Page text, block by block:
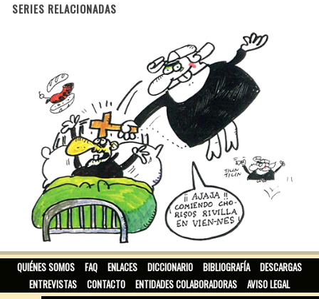
SERIES RELACIONADAS
SOR ANGUSTIAS DE LA CRUZ
QUIÉNES SOMOS FAQ ENLACES DICCIONARIO BIBLIOGRAFÍA
DESCARGAS
ENTREVISTAS
CONTACTO ENTIDADES COLABORADORAS AVISO LEGAL